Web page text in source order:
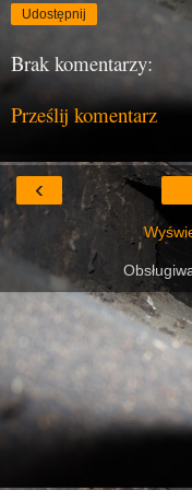
Udostępnij
Brak komentarzy:
Prześlij komentarz
‹